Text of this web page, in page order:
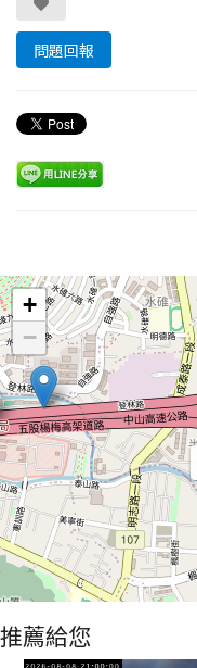
問題回報
+
−
推薦給您